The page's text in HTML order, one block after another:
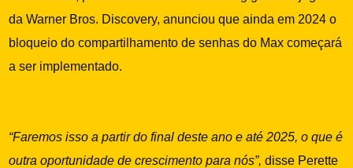
da Warner Bros. Discovery, anunciou que ainda em 2024 o
bloqueio do compartilhamento de senhas do Max começará
a ser implementado.
“Faremos isso a partir do final deste ano e até 2025, o que é
outra oportunidade de crescimento para nós”,disse Perette